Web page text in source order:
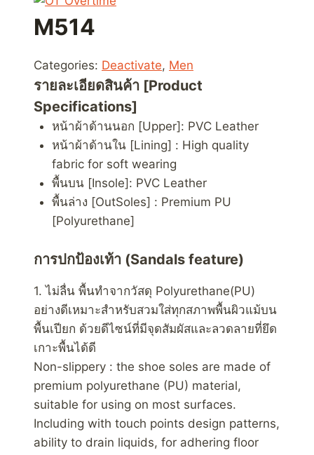
M514
Categories: Deactivate, Men
รายละเอียดสินค้า [Product
Specifications]
หน้าผ้าด้านนอก [Upper]: PVC Leather
หน้าผ้าด้านใน [Lining] : High quality
fabric for soft wearing
พื้นบน [Insole]: PVC Leather
พื้นล่าง [OutSoles] : Premium PU
[Polyurethane]
การปกป้องเท้า (Sandals feature)
1. ไม่ลื่น พื้นทำจากวัสดุ Polyurethane(PU)
อย่างดีเหมาะสำหรับสวมใส่ทุกสภาพพื้นผิวแม้บน
พื้นเปียก ด้วยดีไซน์ที่มีจุดสัมผัสและลวดลายที่ยึด
เกาะพื้นได้ดี
Non-slippery : the shoe soles are made of
premium polyurethane (PU) material,
suitable for using on most surfaces.
Including with touch points design patterns,
ability to drain liquids, for adhering floor